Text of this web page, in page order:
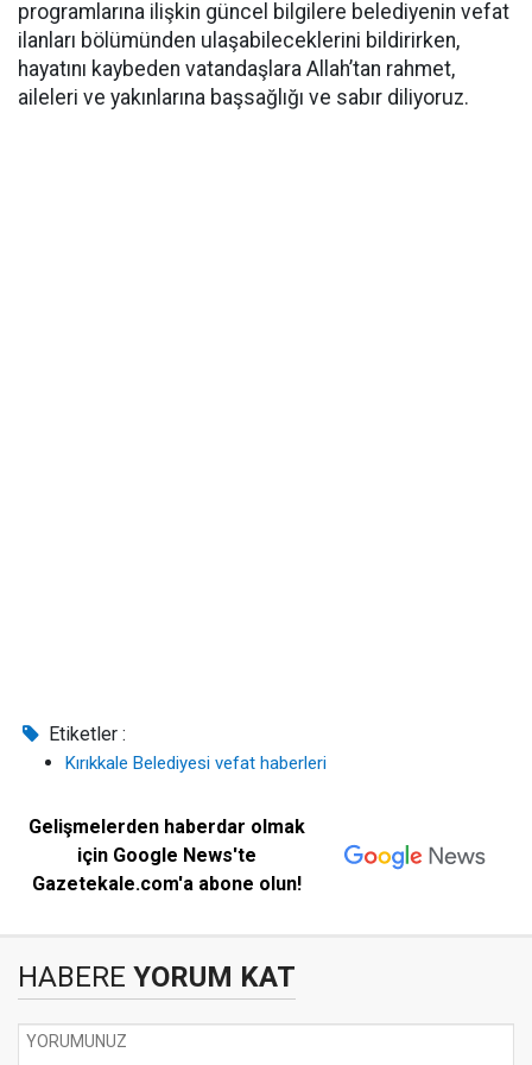
programlarına ilişkin güncel bilgilere belediyenin vefat
ilanları bölümünden ulaşabileceklerini bildirirken,
hayatını kaybeden vatandaşlara Allah’tan rahmet,
aileleri ve yakınlarına başsağlığı ve sabır diliyoruz.
Etiketler :
Kırıkkale Belediyesi vefat haberleri
Gelişmelerden haberdar olmak
için Google News'te
Gazetekale.com'a abone olun!
HABERE YORUM KAT